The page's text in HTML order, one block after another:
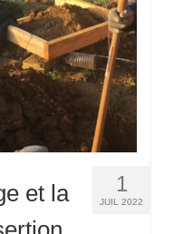
1
JUIL 2022
et la